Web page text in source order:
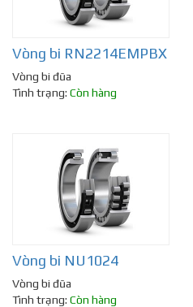
Vòng bi RN2214EMPBX
Vòng bi đũa
Tình trạng: Còn hàng
Vòng bi NU1024
Vòng bi đũa
Tình trạng: Còn hàng